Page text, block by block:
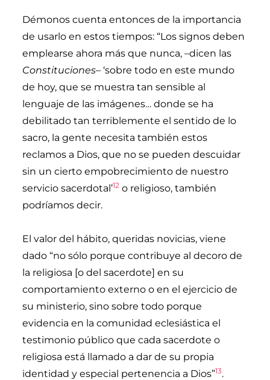
Démonos cuenta entonces de la importancia
de usarlo en estos tiempos: “Los signos deben
emplearse ahora más que nunca, –dicen las
Constituciones– ‘sobre todo en este mundo
de hoy, que se muestra tan sensible al
lenguaje de las imágenes… donde se ha
debilitado tan terriblemente el sentido de lo
sacro, la gente necesita también estos
reclamos a Dios, que no se pueden descuidar
sin un cierto empobrecimiento de nuestro
servicio sacerdotal’12 o religioso, también
podríamos decir.
El valor del hábito, queridas novicias, viene
dado “no sólo porque contribuye al decoro de
la religiosa [o del sacerdote] en su
comportamiento externo o en el ejercicio de
su ministerio, sino sobre todo porque
evidencia en la comunidad eclesiástica el
testimonio público que cada sacerdote o
religiosa está llamado a dar de su propia
identidad y especial pertenencia a Dios”13.